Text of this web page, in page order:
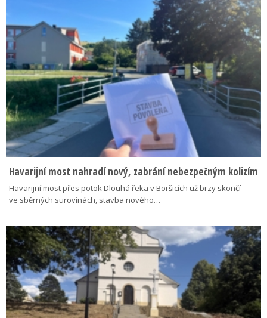
Havarijní most nahradí nový, zabrání nebezpečným kolizím
Havarijní most přes potok Dlouhá řeka v Boršicích už brzy skončí
ve sběrných surovinách, stavba nového…